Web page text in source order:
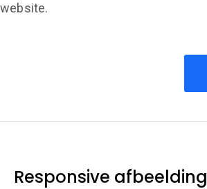
website.
Responsive afbeelding